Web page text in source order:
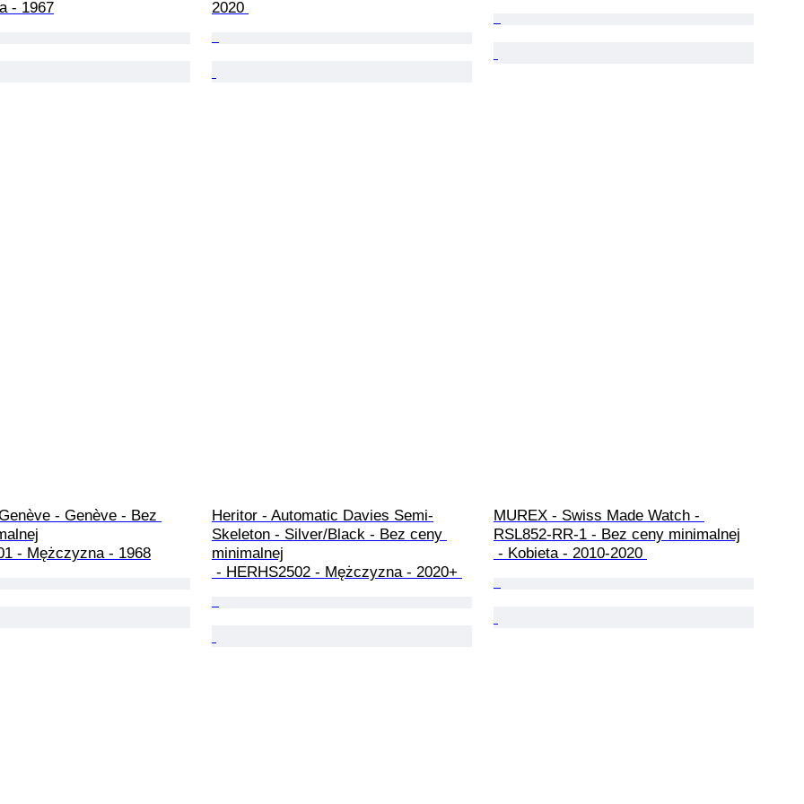
- 1967
2020
- Genève - Bez
- Mężczyzna - 1968
Heritor - Automatic Davies Semi-
Skeleton - Silver/Black - Bez ceny
minimalnej
- HERHS2502 - Mężczyzna - 2020+
MUREX - Swiss Made Watch -
RSL852-RR-1 - Bez ceny minimalnej
- Kobieta - 2010-2020